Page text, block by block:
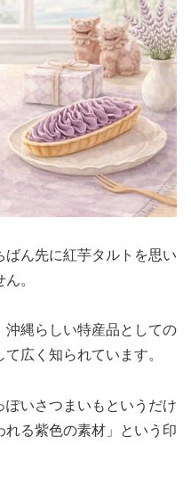
ん先に紅芋タルトを思い
。
縄らしい特産品としての
広く知られています。
いさつまいもというだけ
る紫色の素材」という印